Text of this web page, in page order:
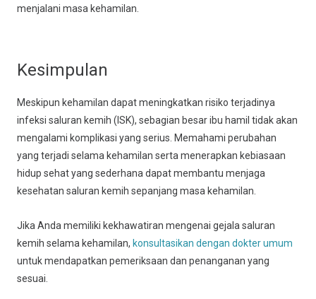
menjalani masa kehamilan.
Kesimpulan
Meskipun kehamilan dapat meningkatkan risiko terjadinya
infeksi saluran kemih (ISK), sebagian besar ibu hamil tidak akan
mengalami komplikasi yang serius. Memahami perubahan
yang terjadi selama kehamilan serta menerapkan kebiasaan
hidup sehat yang sederhana dapat membantu menjaga
kesehatan saluran kemih sepanjang masa kehamilan.
Jika Anda memiliki kekhawatiran mengenai gejala saluran
kemih selama kehamilan, konsultasikan dengan dokter umum
untuk mendapatkan pemeriksaan dan penanganan yang
sesuai.